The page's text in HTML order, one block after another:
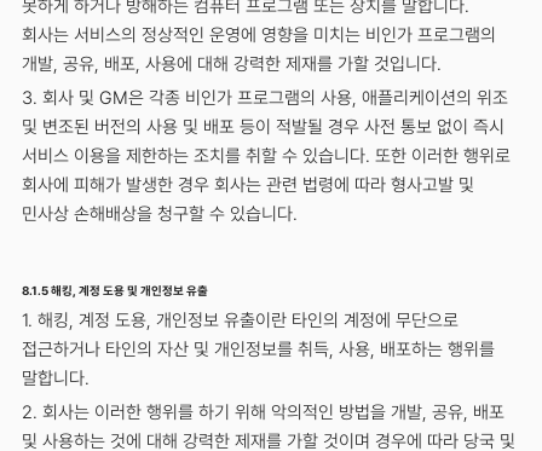
못하게 하거나 방해하는 컴퓨터 프로그램 또는 장치를 말합니다.
회사는 서비스의 정상적인 운영에 영향을 미치는 비인가 프로그램의
개발, 공유, 배포, 사용에 대해 강력한 제재를 가할 것입니다.
3. 회사 및 GM은 각종 비인가 프로그램의 사용, 애플리케이션의 위조
및 변조된 버전의 사용 및 배포 등이 적발될 경우 사전 통보 없이 즉시
서비스 이용을 제한하는 조치를 취할 수 있습니다. 또한 이러한 행위로
회사에 피해가 발생한 경우 회사는 관련 법령에 따라 형사고발 및
민사상 손해배상을 청구할 수 있습니다.
8.1.5 해킹, 계정 도용 및 개인정보 유출
1. 해킹, 계정 도용, 개인정보 유출이란 타인의 계정에 무단으로
접근하거나 타인의 자산 및 개인정보를 취득, 사용, 배포하는 행위를
말합니다.
2. 회사는 이러한 행위를 하기 위해 악의적인 방법을 개발, 공유, 배포
및 사용하는 것에 대해 강력한 제재를 가할 것이며 경우에 따라 당국 및